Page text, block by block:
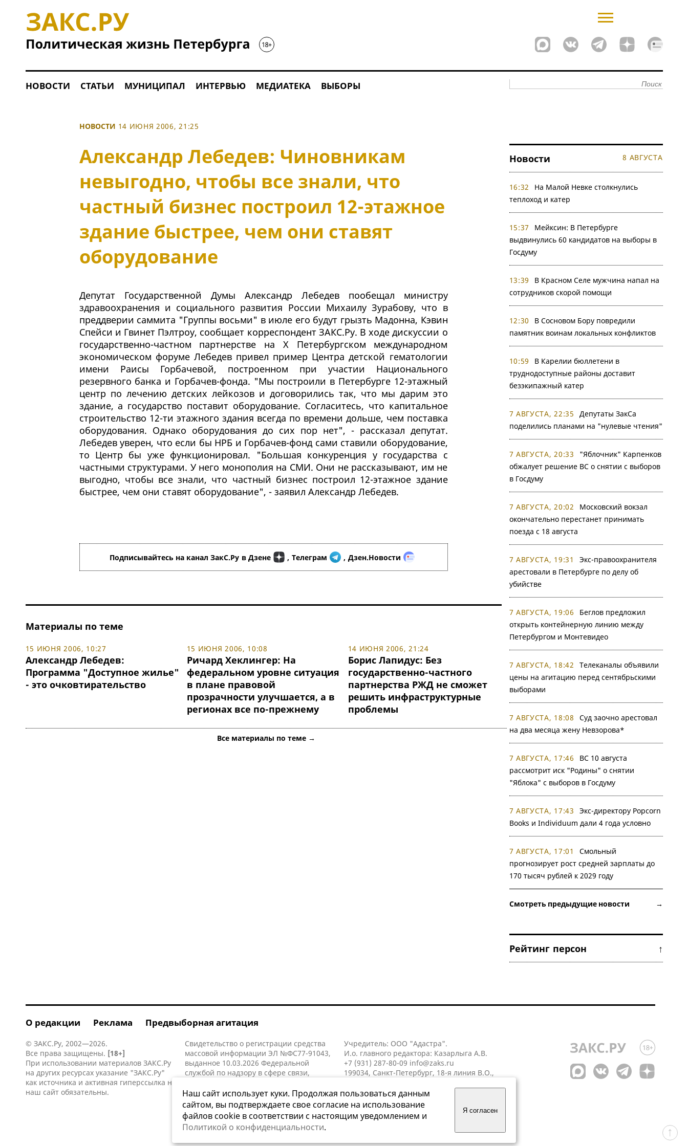
НОВОСТИ СТАТЬИ МУНИЦИПАЛ ИНТЕРВЬЮ МЕДИАТЕКА ВЫБОРЫ
НОВОСТИ 14 ИЮНЯ 2006, 21:25
Александр Лебедев: Чиновникам
невыгодно, чтобы все знали, что
частный бизнес построил 12-этажное
здание быстрее, чем они ставят
оборудование
Депутат Государственной Думы Александр Лебедев пообещал министру
здравоохранения и социального развития России Михаилу Зурабову, что в
преддверии саммита "Группы восьми" в июле его будут грызть Мадонна, Кэвин
Спейси и Гвинет Пэлтроу, сообщает корреспондент ЗАКС.Ру. В ходе дискуссии о
государственно-частном партнерстве на Х Петербургском международном
экономическом форуме Лебедев привел пример Центра детской гематологии
имени Раисы Горбачевой, построенном при участии Национального
резервного банка и Горбачев-фонда. "Мы построили в Петербурге 12-этажный
центр по лечению детских лейкозов и договорились так, что мы дарим это
здание, а государство поставит оборудование. Согласитесь, что капитальное
строительство 12-ти этажного здания всегда по времени дольше, чем поставка
оборудования. Однако оборудования до сих пор нет", - рассказал депутат.
Лебедев уверен, что если бы НРБ и Горбачев-фонд сами ставили оборудование,
то Центр бы уже функционировал. "Большая конкуренция у государства с
частными структурами. У него монополия на СМИ. Они не рассказывают, им не
выгодно, чтобы все знали, что частный бизнес построил 12-этажное здание
быстрее, чем они ставят оборудование", - заявил Александр Лебедев.
Подписывайтесь на канал ЗакС.Ру в Дзене , Телеграм , Дзен.Новости
Материалы по теме
15 ИЮНЯ 2006, 10:27
Александр Лебедев:
Программа "Доступное жилье"
- это очковтирательство
15 ИЮНЯ 2006, 10:08
Ричард Хеклингер: На
федеральном уровне ситуация
в плане правовой
прозрачности улучшается, а в
регионах все по-прежнему
14 ИЮНЯ 2006, 21:24
Борис Лапидус: Без
государственно-частного
партнерства РЖД не сможет
решить инфраструктурные
проблемы
Все материалы по теме →
Новости 8 АВГУСТА
16:32
На Малой Невке столкнулись
теплоход и катер
15:37
Мейксин: В Петербурге
выдвинулись 60 кандидатов на выборы в
Госдуму
13:39
В Красном Селе мужчина напал на
сотрудников скорой помощи
12:30
В Сосновом Бору повредили
памятник воинам локальных конфликтов
10:59
В Карелии бюллетени в
труднодоступные районы доставит
безэкипажный катер
7 АВГУСТА, 22:35
Депутаты ЗакСа
поделились планами на "нулевые чтения"
7 АВГУСТА, 20:33
"Яблочник" Карпенков
обжалует решение ВС о снятии с выборов
в Госдуму
7 АВГУСТА, 20:02
Московский вокзал
окончательно перестанет принимать
поезда с 18 августа
7 АВГУСТА, 19:31
Экс-правоохранителя
арестовали в Петербурге по делу об
убийстве
7 АВГУСТА, 19:06
Беглов предложил
открыть контейнерную линию между
Петербургом и Монтевидео
7 АВГУСТА, 18:42
Телеканалы объявили
цены на агитацию перед сентябрьскими
выборами
7 АВГУСТА, 18:08
Суд заочно арестовал
на два месяца жену Невзорова*
7 АВГУСТА, 17:46
ВС 10 августа
рассмотрит иск "Родины" о снятии
"Яблока" с выборов в Госдуму
7 АВГУСТА, 17:43
Экс-директору Popcorn
Books и Individuum дали 4 года условно
7 АВГУСТА, 17:01
Смольный
прогнозирует рост средней зарплаты до
170 тысяч рублей к 2029 году
Смотреть предыдущие новости →
Рейтинг персон ↑
О редакции Реклама Предвыборная агитация
© ЗАКС.Ру, 2002—2026.
Все права защищены. [18+]
При использовании материалов ЗАКС.Ру
на других ресурсах указание "ЗАКС.Ру"
как источника и активная гиперссылка на
наш сайт обязательны.
Свидетельство о регистрации средства
массовой информации ЭЛ №ФС77-91043,
выданное 10.03.2026 Федеральной
службой по надзору в сфере связи,
коммуникаций (Роскомнадзор).
Учредитель: ООО "Адастра".
И.о. главного редактора: Казарлыга А.В.
+7 (931) 287-80-09 info@zaks.ru
199034, Санкт-Петербург, 18-я линия В.О.,
Наш сайт использует куки. Продолжая пользоваться данным
сайтом, вы подтверждаете свое согласие на использование
файлов cookie в соответствии с настоящим уведомлением и
Политикой о конфиденциальности.
Я согласен